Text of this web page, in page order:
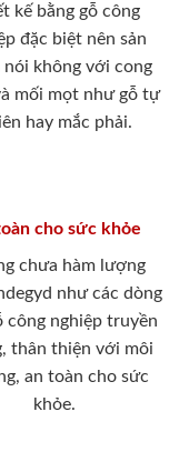
kế bằng gỗ công
đặc biệt nên sản
nói không với cong
mối mọt như gỗ tự
hay mắc phải.
cho sức khỏe
chưa hàm lượng
như các dòng
công nghiệp truyền
thân thiện với môi
an toàn cho sức
khỏe.